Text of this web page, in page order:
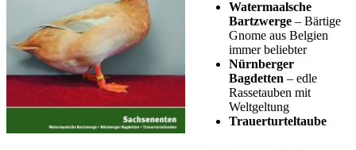
Watermaalsche
Bartzwerge – Bärtige
Gnome aus Belgien
immer beliebter
Nürnberger
Bagdetten – edle
Rassetauben mit
Weltgeltung
Trauerturteltaube